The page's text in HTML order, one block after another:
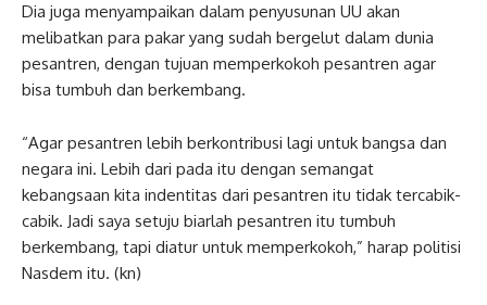
Dia juga menyampaikan dalam penyusunan UU akan
melibatkan para pakar yang sudah bergelut dalam dunia
pesantren, dengan tujuan memperkokoh pesantren agar
bisa tumbuh dan berkembang.
“Agar pesantren lebih berkontribusi lagi untuk bangsa dan
negara ini. Lebih dari pada itu dengan semangat
kebangsaan kita indentitas dari pesantren itu tidak tercabik-
cabik. Jadi saya setuju biarlah pesantren itu tumbuh
berkembang, tapi diatur untuk memperkokoh,” harap politisi
Nasdem itu. (kn)